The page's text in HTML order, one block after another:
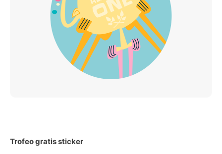
Trofeo gratis sticker